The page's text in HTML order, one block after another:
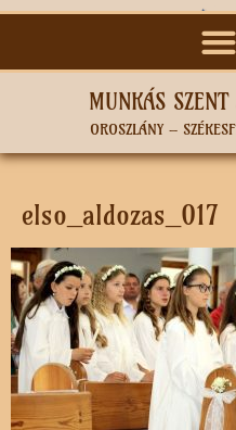
MUNKÁS
OROSZLÁNY –
elso_aldozas_017